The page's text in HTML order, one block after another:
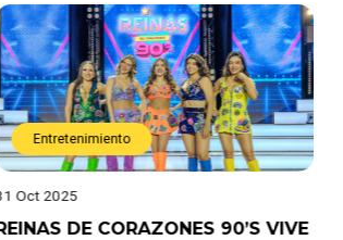
Entretenimiento
Oct 2025
DE CORAZONES 90’S VIVE